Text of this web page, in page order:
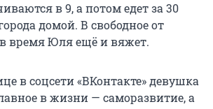
в 9, а потом едет за 30
домой. В свободное от
время Юля ещё и вяжет.
в соцсети «ВКонтакте» девушка
в жизни — саморазвитие, а